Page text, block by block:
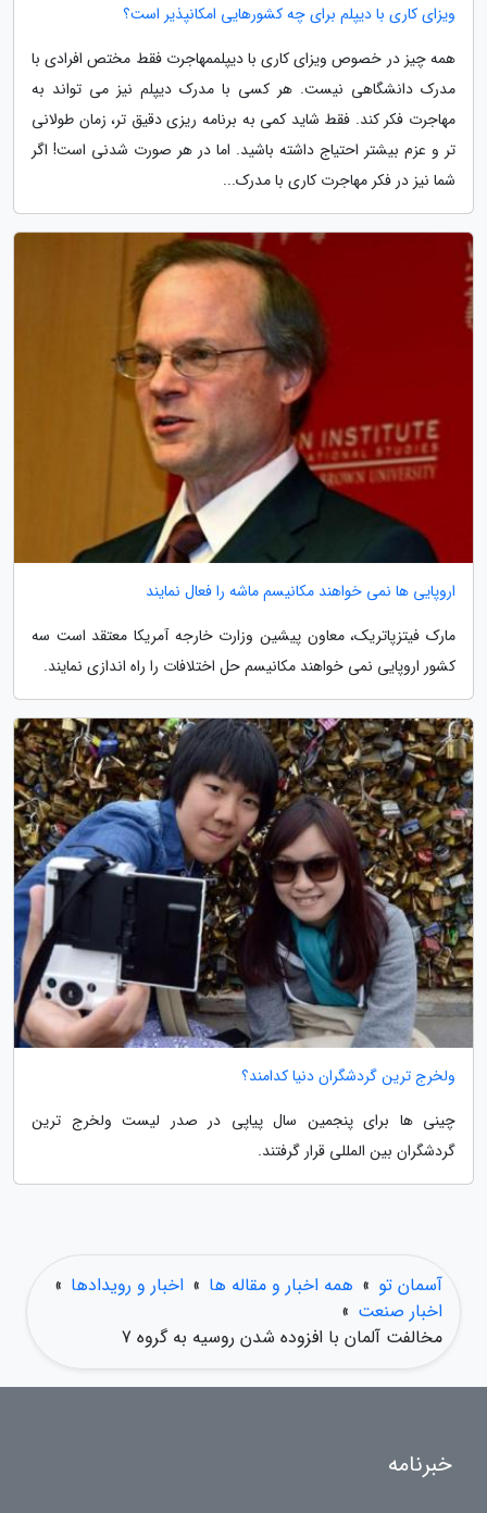
ویزای کاری با دیپلم برای چه کشورهایی امکانپذیر است؟
همه چیز در خصوص ویزای کاری با دیپلممهاجرت فقط مختص افرادی با
مدرک دانشگاهی نیست. هر کسی با مدرک دیپلم نیز می تواند به
مهاجرت فکر کند. فقط شاید کمی به برنامه ریزی دقیق تر، زمان طولانی
تر و عزم بیشتر احتیاج داشته باشید. اما در هر صورت شدنی است! اگر
شما نیز در فکر مهاجرت کاری با مدرک...
اروپایی ها نمی خواهند مکانیسم ماشه را فعال نمایند
مارک فیتزپاتریک، معاون پیشین وزارت خارجه آمریکا معتقد است سه
کشور اروپایی نمی خواهند مکانیسم حل اختلافات را راه اندازی نمایند.
ولخرج ترین گردشگران دنیا کدامند؟
چینی ها برای پنجمین سال پیاپی در صدر لیست ولخرج ترین
گردشگران بین المللی قرار گرفتند.
آسمان تو » همه اخبار و مقاله ها » اخبار و رویدادها »
اخبار صنعت »
مخالفت آلمان با افزوده شدن روسیه به گروه 7
خبرنامه